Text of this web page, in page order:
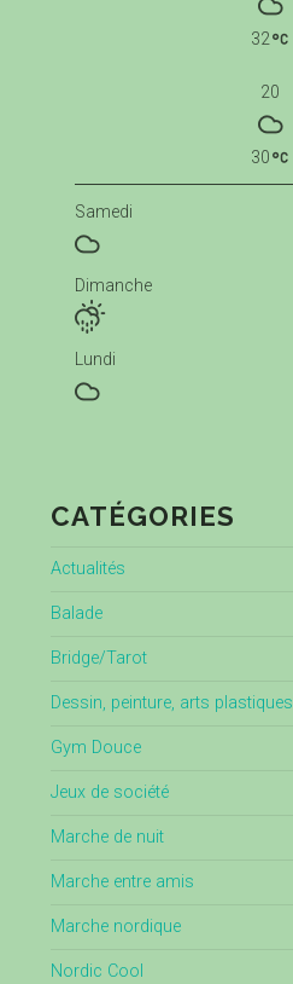
32
20
30
Samedi
Dimanche
Lundi
CATÉGORIES
Actualités
Balade
Bridge/Tarot
Dessin, peinture, arts plastiques
Gym Douce
Jeux de société
Marche de nuit
Marche entre amis
Marche nordique
Nordic Cool